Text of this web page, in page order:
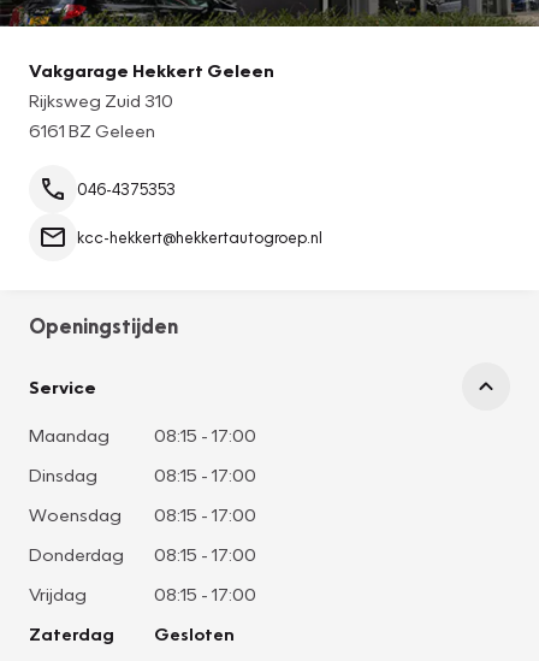
Vakgarage Hekkert Geleen
Rijksweg Zuid 310
6161 BZ Geleen
046-4375353
kcc-hekkert@hekkertautogroep.nl
Openingstijden
Service
Maandag 08:15 - 17:00
Dinsdag
08:15 - 17:00
Woensdag
08:15 - 17:00
Donderdag
08:15 - 17:00
Vrijdag
08:15 - 17:00
Zaterdag
Gesloten